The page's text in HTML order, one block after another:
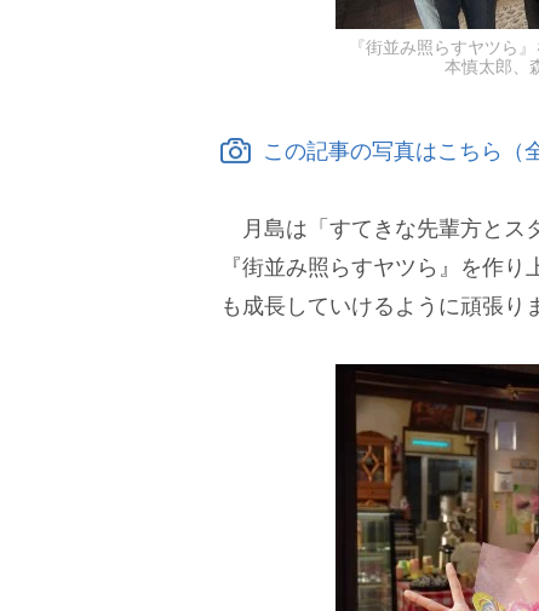
『街並み照らすヤツら
本慎太郎、
この記事の写真はこちら（
月島は「すてきな先輩方とス
『街並み照らすヤツら』を作
も成長していけるように頑張り